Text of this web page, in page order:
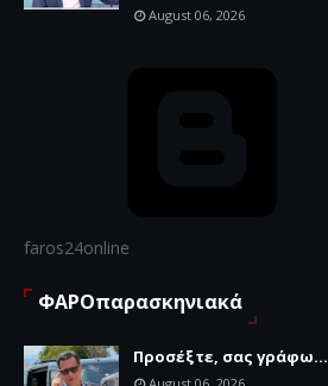
August 06, 2026
faros24online
ΦΑΡΟπαρασκηνιακά
Προσέξτε, σας γράφω...